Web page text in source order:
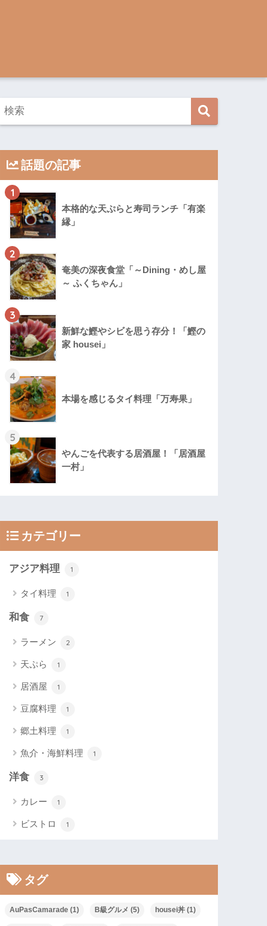
話題の記事
1
本格的な天ぷらと寿司ランチ「有楽
縁」
2
奄美の深夜食堂「～Dining・めし屋
～ ふくちゃん」
3
新鮮な鰹やシビを思う存分！「鰹の
家 housei」
4
本場を感じるタイ料理「万寿果」
5
やんごを代表する居酒屋！「居酒屋
一村」
カテゴリー
アジア料理 1
タイ料理 1
和食 7
ラーメン 2
天ぷら 1
居酒屋 1
豆腐料理 1
郷土料理 1
魚介・海鮮料理 1
洋食 3
カレー 1
ビストロ 1
タグ
AuPasCamarade (1) B級グルメ (5) housei丼 (1)